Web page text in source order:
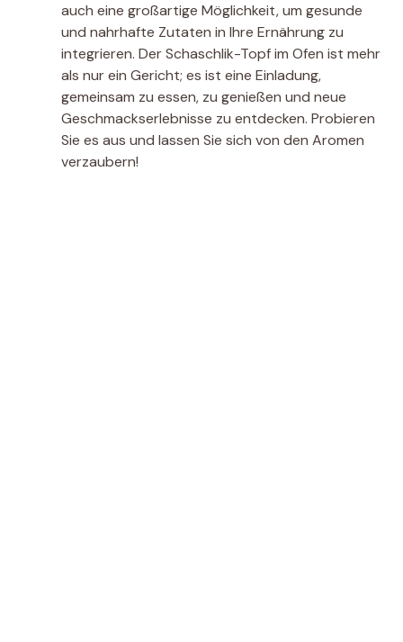
auch eine großartige Möglichkeit, um gesunde
und nahrhafte Zutaten in Ihre Ernährung zu
integrieren. Der Schaschlik-Topf im Ofen ist mehr
als nur ein Gericht; es ist eine Einladung,
gemeinsam zu essen, zu genießen und neue
Geschmackserlebnisse zu entdecken. Probieren
Sie es aus und lassen Sie sich von den Aromen
verzaubern!